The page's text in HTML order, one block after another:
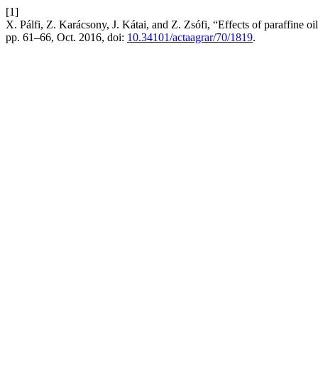
[1]
X. Pálfi, Z. Karácsony, J. Kátai, and Z. Zsófi, “Effects of paraffine
pp. 61–66, Oct. 2016, doi: 10.34101/actaagrar/70/1819.